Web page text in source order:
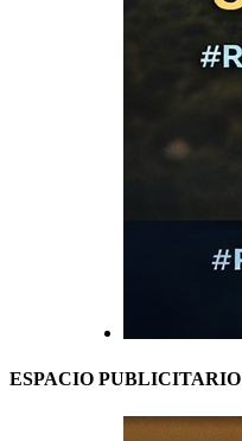
ESPACIO PUBLICITARIO